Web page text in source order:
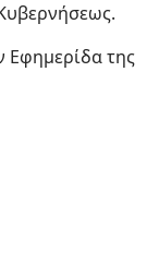
Εφημερίδα της